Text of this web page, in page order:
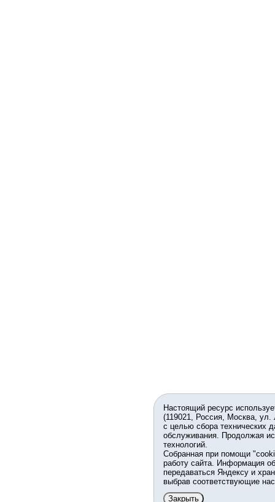
Настоящий ресурс
(119021, Россия, Москва,
с целью сбора технических
обслуживания. Продолжая
технологий.
Собранная при помощи
работу сайта. Информация
передаваться Яндексу и
выбрав соответствующие
Закрыть